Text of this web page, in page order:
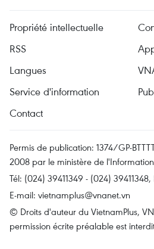
Propriété intellectuelle
RSS
Langues
Service d'information
Contact
Permis de publication: 1374/GP-
2008 par le ministère de
Tél: (024) 39411349 - (024)
E-mail: vietnamplus@vnanet.vn
© Droits d'auteur du VietnamPlus,
permission écrite préalable est